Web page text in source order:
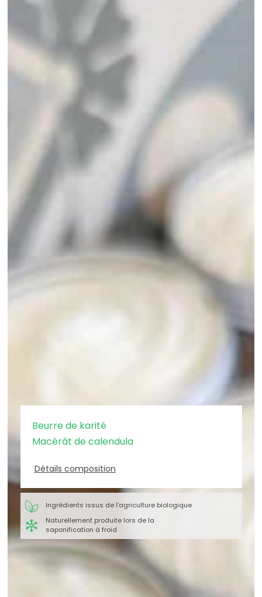
Beurre de karité
Macérât de calendula
Détails composition
Ingrédients issus de l’agriculture biologique
Naturellement produite lors de la
saponification à froid